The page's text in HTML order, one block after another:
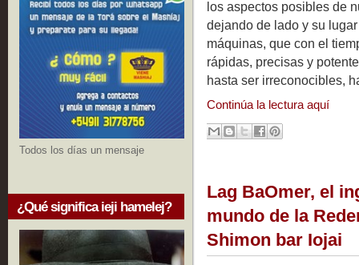
Todos los días un mensaje
¿Qué significa ieji hamelej?
los aspectos posibles de
dejando de lado y su
máquinas, que con el
rápidas, precisas y
hasta ser irreconocibles,
Continúa la lectura aquí
Lag BaOmer, el
mundo de la
Shimon bar Iojai